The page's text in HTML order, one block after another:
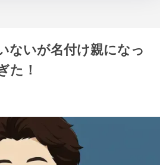
ないが名付け親になっ
た！